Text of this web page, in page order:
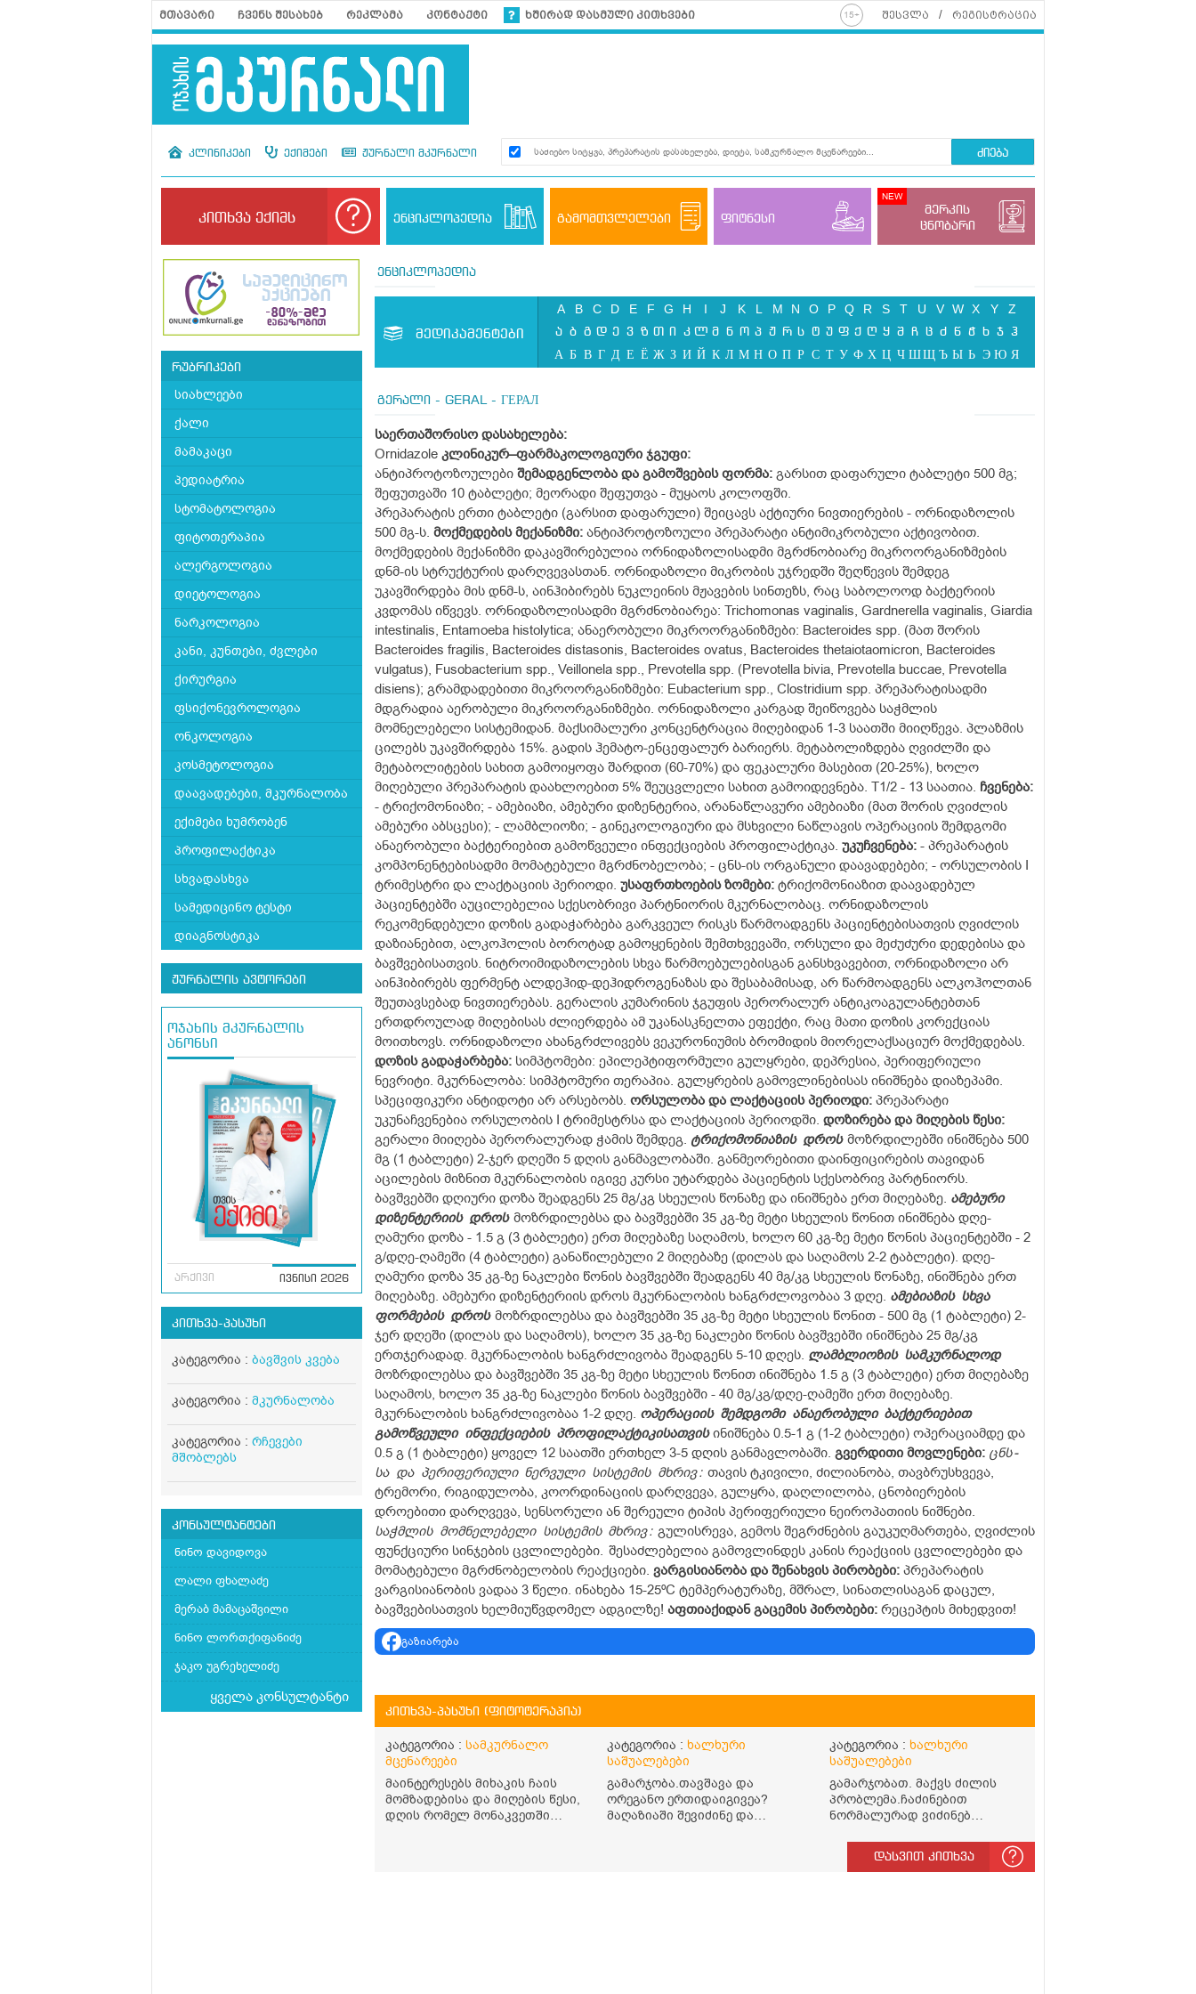
მთავარი ჩვენს შესახებ რეკლამა კონტაქტი ხშირად დასმული კითხვები შესვლა რეგისტრაცია
კლინიკები ექიმები ჟურნალი მკურნალი ძიება
კითხვა ექიმს ენციკლოპედია გამომთვლელები ფიტნესი
მერკის
ცნობარი
რუბრიკები
სიახლეები
ქალი
მამაკაცი
პედიატრია
სტომატოლოგია
ფიტოთერაპია
ალერგოლოგია
დიეტოლოგია
ნარკოლოგია
კანი, კუნთები, ძვლები
ქირურგია
ფსიქონევროლოგია
ონკოლოგია
კოსმეტოლოგია
დაავადებები, მკურნალობა
ექიმები ხუმრობენ
პროფილაქტიკა
სხვადასხვა
სამედიცინო ტესტი
დიაგნოსტიკა
ჟურნალის ავტორები
ოჯახის მკურნალის
ანონსი
არქივი ივნისი 2026
კითხვა-პასუხი
კატეგორია : ბავშვის კვება
კატეგორია : მკურნალობა
კატეგორია : რჩევები
მშობლებს
კონსულტანტები
ნინო დავიდოვა
ლალი ფხალაძე
მერაბ მამაცაშვილი
ნინო ლორთქიფანიძე
ჯაკო უგრეხელიძე
ყველა კონსულტანტი
ენციკლოპედია
მედიკამენტები
A B C D E F G H I J K L M N O P Q R S T U V W X Y Z
ა ბ გ დ ე ვ ზ თ ი კ ლ მ ნ ო პ ჟ რ ს ტ უ ფ ქ ღ ყ შ ჩ ც ძ წ ჭ ხ ჯ ჰ
А Б В Г Д Е Ё Ж З И Й К Л М Н О П Р С Т У Ф Х Ц Ч ШЩ Ъ Ы Ь Э Ю Я
გერალი - GERAL - ГЕРАЛ
საერთაშორისო დასახელება:
Ornidazole კლინიკურ–ფარმაკოლოგიური ჯგუფი:
ანტიპროტოზოულები შემადგენლობა და გამოშვების ფორმა: გარსით დაფარული ტაბლეტი 500 მგ;
შეფუთვაში 10 ტაბლეტი; მეორადი შეფუთვა - მუყაოს კოლოფში.
პრეპარატის ერთი ტაბლეტი (გარსით დაფარული) შეიცავს აქტიური ნივთიერების - ორნიდაზოლის
500 მგ-ს. მოქმედების მექანიზმი: ანტიპროტოზოული პრეპარატი ანტიმიკრობული აქტივობით.
მოქმედების მექანიზმი დაკავშირებულია ორნიდაზოლისადმი მგრძნობიარე მიკროორგანიზმების
დნმ-ის სტრუქტურის დარღვევასთან. ორნიდაზოლი მიკრობის უჯრედში შეღწევის შემდეგ
უკავშირდება მის დნმ-ს, აინჰიბირებს ნუკლეინის მჟავების სინთეზს, რაც საბოლოოდ ბაქტერიის
კვდომას იწვევს. ორნიდაზოლისადმი მგრძნობიარეა: Trichomonas vaginalis, Gardnerella vaginalis, Giardia
intestinalis, Entamoeba histolytica; ანაერობული მიკროორგანიზმები: Bacteroides spp. (მათ შორის
Bacteroides fragilis, Bacteroides distasonis, Bacteroides ovatus, Bacteroides thetaiotaomicron, Bacteroides
vulgatus), Fusobacterium spp., Veillonela spp., Prevotella spp. (Prevotella bivia, Prevotella buccae, Prevotella
disiens); გრამდადებითი მიკროორგანიზმები: Eubacterium spp., Clostridium spp. პრეპარატისადმი
მდგრადია აერობული მიკროორგანიზმები. ორნიდაზოლი კარგად შეიწოვება საჭმლის
მომნელებელი სისტემიდან. მაქსიმალური კონცენტრაცია მიღებიდან 1-3 საათში მიიღწევა. პლაზმის
ცილებს უკავშირდება 15%. გადის ჰემატო-ენცეფალურ ბარიერს. მეტაბოლიზდება ღვიძლში და
მეტაბოლიტების სახით გამოიყოფა შარდით (60-70%) და ფეკალური მასებით (20-25%), ხოლო
მიღებული პრეპარატის დაახლოებით 5% შეუცვლელი სახით გამოიდევნება. T1/2 - 13 საათია. ჩვენება:
- ტრიქომონიაზი; - ამებიაზი, ამებური დიზენტერია, არანაწლავური ამებიაზი (მათ შორის ღვიძლის
ამებური აბსცესი); - ლამბლიოზი; - გინეკოლოგიური და მსხვილი ნაწლავის ოპერაციის შემდგომი
ანაერობული ბაქტერიებით გამოწვეული ინფექციების პროფილაქტიკა. უკუჩვენება: - პრეპარატის
კომპონენტებისადმი მომატებული მგრძნობელობა; - ცნს-ის ორგანული დაავადებები; - ორსულობის I
ტრიმესტრი და ლაქტაციის პერიოდი. უსაფრთხოების ზომები: ტრიქომონიაზით დაავადებულ
პაციენტებში აუცილებელია სქესობრივი პარტნიორის მკურნალობაც. ორნიდაზოლის
რეკომენდებული დოზის გადაჭარბება გარკვეულ რისკს წარმოადგენს პაციენტებისათვის ღვიძლის
დაზიანებით, ალკოჰოლის ბოროტად გამოყენების შემთხვევაში, ორსული და მეძუძური დედებისა და
ბავშვებისათვის. ნიტროიმიდაზოლების სხვა წარმოებულებისგან განსხვავებით, ორნიდაზოლი არ
აინჰიბირებს ფერმენტ ალდეჰიდ-დეჰიდროგენაზას და შესაბამისად, არ წარმოადგენს ალკოჰოლთან
შეუთავსებად ნივთიერებას. გერალის კუმარინის ჯგუფის პერორალურ ანტიკოაგულანტებთან
ერთდროულად მიღებისას ძლიერდება ამ უკანასკნელთა ეფექტი, რაც მათი დოზის კორექციას
მოითხოვს. ორნიდაზოლი ახანგრძლივებს ვეკურონიუმის ბრომიდის მიორელაქსაციურ მოქმედებას.
დოზის გადაჭარბება: სიმპტომები: ეპილეპტიფორმული გულყრები, დეპრესია, პერიფერიული
ნევრიტი. მკურნალობა: სიმპტომური თერაპია. გულყრების გამოვლინებისას ინიშნება დიაზეპამი.
სპეციფიკური ანტიდოტი არ არსებობს. ორსულობა და ლაქტაციის პერიოდი: პრეპარატი
უკუნაჩვენებია ორსულობის I ტრიმესტრსა და ლაქტაციის პერიოდში. დოზირება და მიღების წესი:
გერალი მიიღება პერორალურად ჭამის შემდეგ. ტრიქომონიაზის დროსმოზრდილებში ინიშნება 500
მგ (1 ტაბლეტი) 2-ჯერ დღეში 5 დღის განმავლობაში. განმეორებითი დაინფიცირების თავიდან
აცილების მიზნით მკურნალობის იგივე კურსი უტარდება პაციენტის სქესობრივ პარტნიორს.
ბავშვებში დღიური დოზა შეადგენს 25 მგ/კგ სხეულის წონაზე და ინიშნება ერთ მიღებაზე. ამებური
დიზენტერიის დროსმოზრდილებსა და ბავშვებში 35 კგ-ზე მეტი სხეულის წონით ინიშნება დღე-
ღამური დოზა - 1.5 გ (3 ტაბლეტი) ერთ მიღებაზე საღამოს, ხოლო 60 კგ-ზე მეტი წონის პაციენტებში - 2
გ/დღე-ღამეში (4 ტაბლეტი) განაწილებული 2 მიღებაზე (დილას და საღამოს 2-2 ტაბლეტი). დღე-
ღამური დოზა 35 კგ-ზე ნაკლები წონის ბავშვებში შეადგენს 40 მგ/კგ სხეულის წონაზე, ინიშნება ერთ
მიღებაზე. ამებური დიზენტერიის დროს მკურნალობის ხანგრძლოვობაა 3 დღე. ამებიაზის სხვა
ფორმების დროსმოზრდილებსა და ბავშვებში 35 კგ-ზე მეტი სხეულის წონით - 500 მგ (1 ტაბლეტი) 2-
ჯერ დღეში (დილას და საღამოს), ხოლო 35 კგ-ზე ნაკლები წონის ბავშვებში ინიშნება 25 მგ/კგ
ერთჯერადად. მკურნალობის ხანგრძლივობა შეადგენს 5-10 დღეს. ლამბლიოზის სამკურნალოდ
მოზრდილებსა და ბავშვებში 35 კგ-ზე მეტი სხეულის წონით ინიშნება 1.5 გ (3 ტაბლეტი) ერთ მიღებაზე
საღამოს, ხოლო 35 კგ-ზე ნაკლები წონის ბავშვებში - 40 მგ/კგ/დღე-ღამეში ერთ მიღებაზე.
მკურნალობის ხანგრძლივობაა 1-2 დღე. ოპერაციის შემდგომი ანაერობული ბაქტერიებით
გამოწვეული ინფექციების პროფილაქტიკისათვისინიშნება 0.5-1 გ (1-2 ტაბლეტი) ოპერაციამდე და
0.5 გ (1 ტაბლეტი) ყოველ 12 საათში ერთხელ 3-5 დღის განმავლობაში. გვერდითი მოვლენები: ცნს-
სა და პერიფერიული ნერვული სისტემის მხრივ: თავის ტკივილი, ძილიანობა, თავბრუსხვევა,
ტრემორი, რიგიდულობა, კოორდინაციის დარღვევა, გულყრა, დაღლილობა, ცნობიერების
დროებითი დარღვევა, სენსორული ან შერეული ტიპის პერიფერიული ნეიროპათიის ნიშნები.
საჭმლის მომნელებელი სისტემის მხრივ: გულისრევა, გემოს შეგრძნების გაუკუღმართება, ღვიძლის
ფუნქციური სინჯების ცვლილებები. შესაძლებელია გამოვლინდეს კანის რეაქციის ცვლილებები და
მომატებული მგრძნობელობის რეაქციები. ვარგისიანობა და შენახვის პირობები: პრეპარატის
ვარგისიანობის ვადაა 3 წელი. ინახება 15-25ºC ტემპერატურაზე, მშრალ, სინათლისაგან დაცულ,
ბავშვებისათვის ხელმიუწვდომელ ადგილზე! აფთიაქიდან გაცემის პირობები: რეცეპტის მიხედვით!
გაზიარება
კითხვა-პასუხი (ფიტოტერაპია)
კატეგორია : სამკურნალო
მცენარეები
მაინტერესებს მიხაკის ჩაის
მომზადებისა და მიღების წესი,
დღის რომელ მონაკვეთში
კატეგორია :ხალხური
საშუალებები
გამარჯობა.თავშავა და
ორეგანო ერთიდაიგივეა?
მაღაზიაში შევიძინე და
კატეგორია : ხალხური
საშუალებები
გამარჯობათ. მაქვს ძილის
პრობლემა.ჩაძინებით
ნორმალურად ვიძინებ
00 ან 04:00 საათზე მეღვიძება
და მერე ვერ ვიძინებ
დასვით კითხვა